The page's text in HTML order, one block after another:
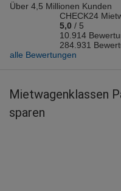
Christian S.
abgegeben am 03.08.2026
Abholort: Paguera
Vermieter: Europcar
Abholort: Paguera
Vermieter: Europcar
Über 4,5 Millionen Kunden
CHECK24
5,0 / 5
10.914
284.931
alle Bewertungen
Mietwagenklassen
sparen